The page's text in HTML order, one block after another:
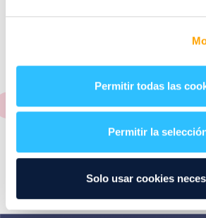
Permitir todas las
Permitir la
Solo usar cookies
cada una de nuestras marcas. Sus
también un plano de los
consultar o el alfabeto desplegable